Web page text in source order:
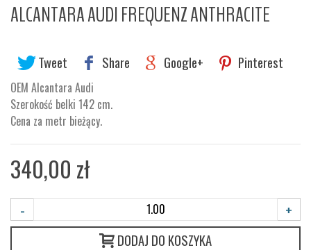
ALCANTARA AUDI FREQUENZ ANTHRACITE
Tweet Share Google+ Pinterest
OEM Alcantara Audi
Szerokość belki 142 cm.
Cena za metr bieżący.
340,00 zł
- +
DODAJ DO KOSZYKA